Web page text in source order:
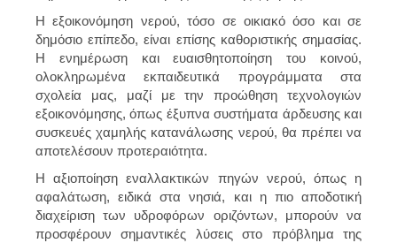
Η εξοικονόμηση νερού, τόσο σε οικιακό όσο και σε
δημόσιο επίπεδο, είναι επίσης καθοριστικής σημασίας.
Η ενημέρωση και ευαισθητοποίηση του κοινού,
ολοκληρωμένα εκπαιδευτικά προγράμματα στα
σχολεία μας, μαζί με την προώθηση τεχνολογιών
εξοικονόμησης, όπως έξυπνα συστήματα άρδευσης και
συσκευές χαμηλής κατανάλωσης νερού, θα πρέπει να
αποτελέσουν προτεραιότητα.
Η αξιοποίηση εναλλακτικών πηγών νερού, όπως η
αφαλάτωση, ειδικά στα νησιά, και η πιο αποδοτική
διαχείριση των υδροφόρων οριζόντων, μπορούν να
προσφέρουν σημαντικές λύσεις στο πρόβλημα της